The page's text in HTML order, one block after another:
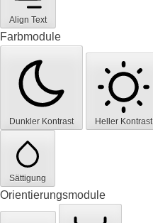
Align Text
Farbmodule
Dunkler Kontrast Heller Kontrast
Sättigung
Orientierungsmodule